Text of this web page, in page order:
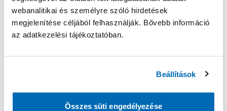
webanalitikai és személyre szóló hirdetések
megjelenítése céljából felhasználják. Bővebb információ
az adatkezelési tájékoztatóban.
Beállítások
Összes süti engedélyezése